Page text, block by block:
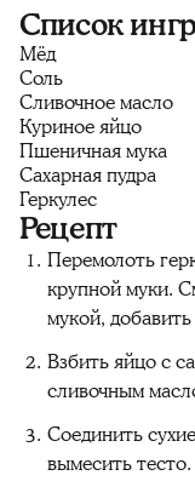
Список
Мёд
Соль
Сливочное масло
Куриное яйцо
Пшеничная мука
Сахарная пудра
Геркулес
Рецепт
Перемолоть
крупной муки.
мукой,
Взбить яйцо с
сливочным
Соединить
вымесить тесто.